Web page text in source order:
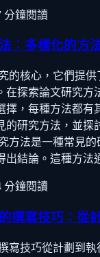
分鐘閱讀
：多樣化的方
的核心，它們提
在探索論文研究方
擇，每種方法都有
的研究方法，並探
方法是一種常見
出結論。這種方法
分鐘閱讀
撰寫技巧：從
寫技巧從計劃到